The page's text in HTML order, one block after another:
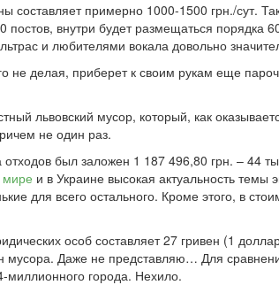
составляет примерно 1000-1500 грн./сут.
постов, внутри будет размещаться
и любителями вокала довольно
не делая, приберет к своим рукам еще
львовский мусор, который, как
не один раз.
был заложен 1 187 496,80 грн. –
мире и в Украине высокая актуальность
для всего остального. Кроме этого, в
особ составляет 27 гривен (1
мусора. Даже не представляю… Для
миллионного города. Нехило.